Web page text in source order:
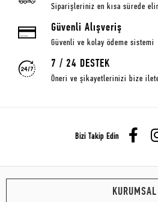
Siparişleriniz en kısa sürede
Güvenli Alışveriş
Güvenli ve kolay ödeme sistemi
7 / 24 DESTEK
Öneri ve şikayetlerinizi bize
Bizi Takip Edin
KURUMSAL